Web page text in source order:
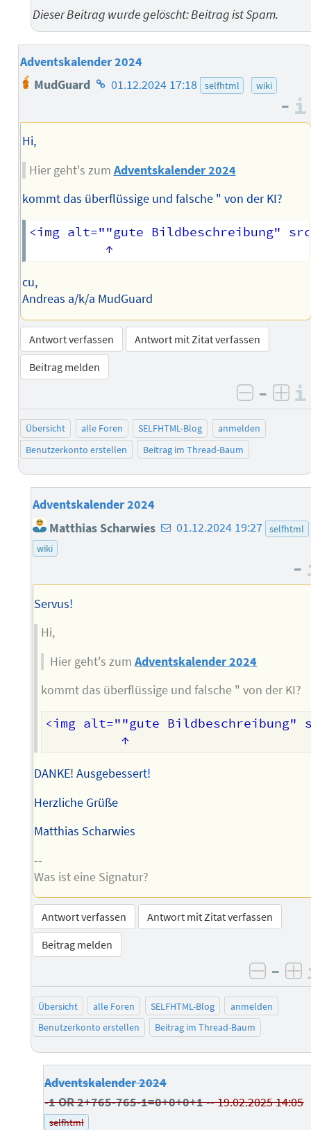
Dieser Beitrag wurde gelöscht: Beitrag ist Spam.
Adventskalender 2024
MudGuard Homepage
Autors
01.12.2024 17:18 selfhtml wiki
–
Hi,
Hier geht's zum Adventskalender 2024
kommt das überflüssige und falsche " von der KI?
<img alt=""gute Bildbeschreibung"
cu,
Andreas a/k/a MudGuard
Antwort verfassen
Antwort mit Zitat verfassen
Beitrag melden
negativ
–
Übersicht alle Foren SELFHTML-Blog
anmelden
Benutzerkonto erstellen
Beitrag im Thread-Baum
Adventskalender 2024
Matthias Scharwies E-
des
01.12.2024 19:27 selfhtml
wiki
–
Servus!
Hi,
Hier geht's zumAdventskalender 2024
kommt das überflüssige und falsche " von der KI?
<img alt=""gute Bildbeschreibung"
DANKE! Ausgebessert!
Herzliche Grüße
Matthias Scharwies
--
Was ist eine Signatur?
Antwort verfassen
Antwort mit Zitat verfassen
Beitrag melden
–
Übersicht alle Foren SELFHTML-Blog
anmelden
Benutzerkonto erstellen
Beitrag im Thread-Baum
Adventskalender 2024
-1 OR 2+765-765-1=0+0+0+1 --19.02.2025 14:05
selfhtml